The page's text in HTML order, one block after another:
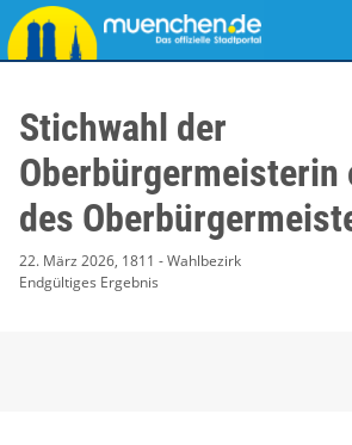
Stichwahl der
Oberbürgermeisterin
des
22. März 2026, 1811 - Wahlbezirk
Endgültiges Ergebnis